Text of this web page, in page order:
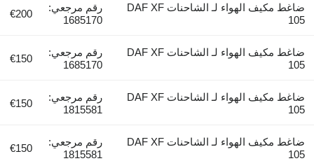
ضاغط مكيف الهواء لـ الشاحنات DAF XF
105
رقم مرجعي:
1685170
€200
ضاغط مكيف الهواء لـ الشاحنات DAF XF
105
رقم مرجعي:
1685170
€150
ضاغط مكيف الهواء لـ الشاحنات DAF XF
105
رقم مرجعي:
1815581
€150
ضاغط مكيف الهواء لـ الشاحنات DAF XF
105
رقم مرجعي:
1815581
€150